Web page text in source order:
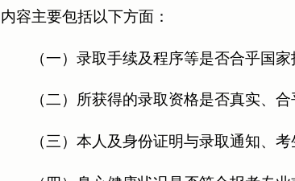
内容主要包括以下方面：
（一）录取手续及程序等是否合乎国家
（二）所获得的录取资格是否真实、合
（三）本人及身份证明与录取通知、